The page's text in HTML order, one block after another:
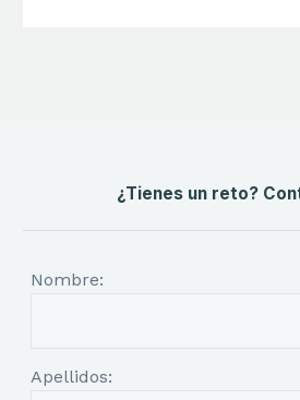
¿Tienes un reto?
Nombre:
Apellidos: